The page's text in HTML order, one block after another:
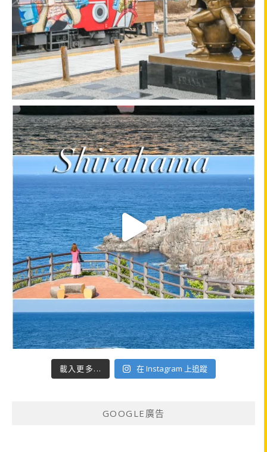
載入更多... 在 Instagram 上追蹤
GOOGLE廣告